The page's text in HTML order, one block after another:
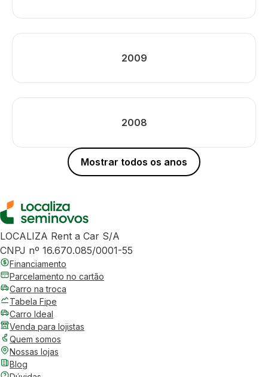
2009
2008
Mostrar todos os anos
LOCALIZA Rent a Car S/A
CNPJ nº 16.670.085/0001-55
Financiamento
Parcelamento no cartão
Carro na troca
Tabela Fipe
Carro Ideal
Venda para lojistas
Quem somos
Nossas lojas
Blog